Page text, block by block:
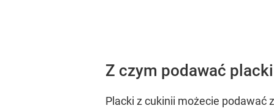
Z czym podawać
Placki z cukinii możecie podawać